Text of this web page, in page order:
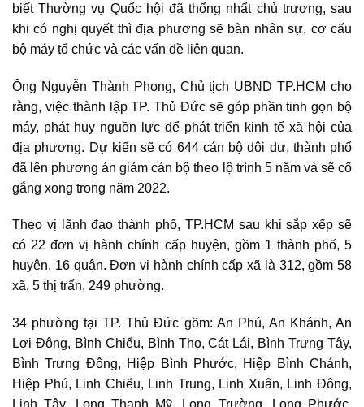
biết Thường vụ Quốc hội đã thống nhất chủ trương, sau
khi có nghị quyết thì địa phương sẽ bàn nhân sự, cơ cấu
bộ máy tổ chức và các vấn đề liên quan.
Ông Nguyễn Thành Phong, Chủ tịch UBND TP.HCM cho
rằng, việc thành lập TP. Thủ Đức sẽ góp phần tinh gọn bộ
máy, phát huy nguồn lực để phát triển kinh tế xã hội của
địa phương. Dự kiến sẽ có 644 cán bộ dôi dư, thành phố
đã lên phương án giảm cán bộ theo lộ trình 5 năm và sẽ cố
gắng xong trong năm 2022.
Theo vị lãnh đạo thành phố, TP.HCM sau khi sắp xếp sẽ
có 22 đơn vị hành chính cấp huyện, gồm 1 thành phố, 5
huyện, 16 quận. Đơn vị hành chính cấp xã là 312, gồm 58
xã, 5 thị trấn, 249 phường.
34 phường tại TP. Thủ Đức gồm: An Phú, An Khánh, An
Lợi Đông, Bình Chiểu, Bình Thọ, Cát Lái, Bình Trưng Tây,
Bình Trưng Đông, Hiệp Bình Phước, Hiệp Bình Chánh,
Hiệp Phú, Linh Chiểu, Linh Trung, Linh Xuân, Linh Đông,